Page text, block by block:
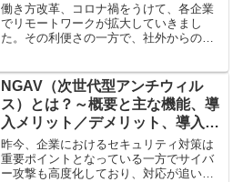
働き方改革、コロナ禍をうけて、各企業
でリモートワークが拡大していきまし
た。その利便さの一方で、社外からのア
ークの課題が浮き彫りになりました。そ
の課題を解決する手段として昨今、注目
を集めているクラウド型ゲートウェイを
開設します。
NGAV（次世代型アンチウィル
ス）とは？～概要と主な機能、導
入メリット／デメリット、導入時
のポイントを解説～
昨今、企業におけるセキュリティ対策は
重要ポイントとなっている一方でサイバ
ー攻撃も高度化しており、対応が追い付